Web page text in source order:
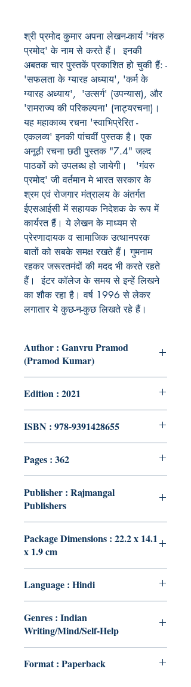
श्री प्रमोद कुमार अपना लेखन-कार्य 'गंवरु
प्रमोद' के नाम से करते हैं। इनकी
अबतक चार पुस्तकें प्रकाशित हो चुकी हैं: -
'सफलता के ग्यारह अध्याय', 'कर्म के
ग्यारह अध्याय', 'उत्सर्ग' (उपन्यास), और
'रामराज्य की परिकल्पना' (नाट्यरचना)।
यह महाकाव्य रचना 'स्वाभिप्रेरित -
एकलव्य' इनकी पांचवीं पुस्तक है। एक
अनूठी रचना छठी पुस्तक "7.4" जल्द
पाठकों को उपलब्ध हो जायेगी। 'गंवरु
प्रमोद' जी वर्तमान मे भारत सरकार के
श्रम एवं रोजगार मंत्रालय के अंतर्गत
ईएसआईसी में सहायक निदेशक के रूप में
कार्यरत हैं। ये लेखन के माध्यम से
प्रेरणादायक व सामाजिक उत्थानपरक
बातों को सबके समक्ष रखते हैं। गुमनाम
रहकर जरूरतमंदों की मदद भी करते रहते
हैं। इंटर कॉलेज के समय से इन्हें लिखने
का शौक रहा है। वर्ष 1996 से लेकर
लगातार ये कुछ-न-कुछ लिखते रहे हैं।
Author : Ganvru Pramod
(Pramod Kumar)
Edition : 2021
ISBN : 978-9391428655
Pages : 362
Publisher : Rajmangal
Publishers
Package Dimensions : 22.2 x 14.1
x 1.9 cm
Language : Hindi
Genres : Indian
Writing/Mind/Self-Help
Format : Paperback